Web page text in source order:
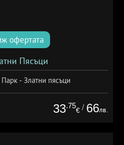
офертата
Пясъци
- Златни пясъци
33.75
€ / 66лв.